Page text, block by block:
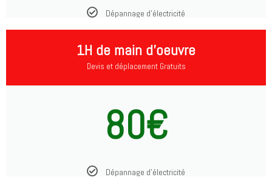
Dépannage d'électricité
1H de main d'oeuvre
Devis et déplacement Gratuits
80€
Dépannage d'électricité